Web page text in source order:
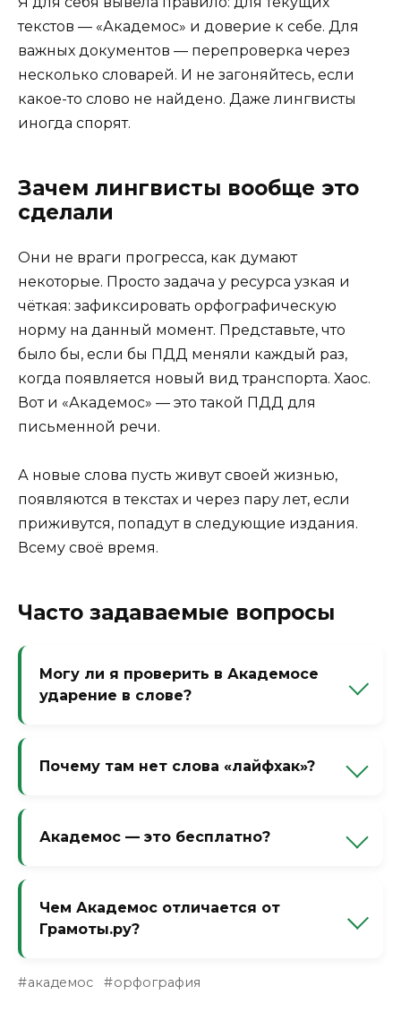
текстов — «Академос» и доверие к себе. Для
важных документов — перепроверка через
несколько словарей. И не загоняйтесь, если
какое-то слово не найдено. Даже лингвисты
иногда спорят.
Зачем лингвисты вообще это
сделали
Они не враги прогресса, как думают
некоторые. Просто задача у ресурса узкая и
чёткая: зафиксировать орфографическую
норму на данный момент. Представьте, что
было бы, если бы ПДД меняли каждый раз,
когда появляется новый вид транспорта. Хаос.
Вот и «Академос» — это такой ПДД для
письменной речи.
А новые слова пусть живут своей жизнью,
появляются в текстах и через пару лет, если
приживутся, попадут в следующие издания.
Всему своё время.
Часто задаваемые вопросы
Могу ли я проверить в Академосе
ударение в слове?
другие словари, например «Русское
Почему там нет слова «лайфхак»?
словарях как устойчивое. Как только
Академос — это бесплатно?
Чем Академос отличается от
Грамоты.ру?
справочной службой и правилами, а
академос орфография